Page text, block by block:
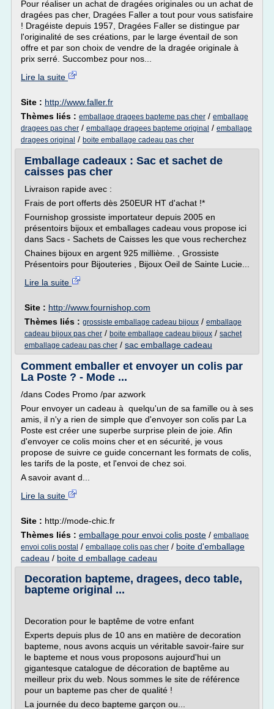
Pour réaliser un achat de dragées originales ou un achat de
dragées pas cher, Dragées Faller a tout pour vous satisfaire
! Dragéiste depuis 1957, Dragées Faller se distingue par
l'originalité de ses créations, par le large éventail de son
offre et par son choix de vendre de la dragée originale à
prix serré. Succombez pour nos...
Lire la suite
Site : http://www.faller.fr
Thèmes liés : emballage dragees bapteme pas cher / emballage
dragees pas cher / emballage dragees bapteme original / emballage
dragees original / boite emballage cadeau pas cher
Emballage cadeaux : Sac et sachet de
caisses pas cher
Livraison rapide avec :
Frais de port offerts dès 250EUR HT d'achat !*
Fournishop grossiste importateur depuis 2005 en
présentoirs bijoux et emballages cadeau vous propose ici
dans Sacs - Sachets de Caisses les que vous recherchez
Chaines bijoux en argent 925 millième. , Grossiste
Présentoirs pour Bijouteries , Bijoux Oeil de Sainte Lucie...
Lire la suite
Site : http://www.fournishop.com
Thèmes liés : grossiste emballage cadeau bijoux / emballage
cadeau bijoux pas cher / boite emballage cadeau bijoux / sachet
emballage cadeau pas cher / sac emballage cadeau
Comment emballer et envoyer un colis par
La Poste ? - Mode ...
/dans Codes Promo /par azwork
Pour envoyer un cadeau à quelqu'un de sa famille ou à ses
amis, il n'y a rien de simple que d'envoyer son colis par La
Poste est créer une superbe surprise plein de joie. Afin
d'envoyer ce colis moins cher et en sécurité, je vous
propose de suivre ce guide concernant les formats de colis,
les tarifs de la poste, et l'envoi de chez soi.
A savoir avant d...
Lire la suite
Site : http://mode-chic.fr
Thèmes liés : emballage pour envoi colis poste / emballage
envoi colis postal / emballage colis pas cher / boite d'emballage
cadeau / boite d emballage cadeau
Decoration bapteme, dragees, deco table,
bapteme original ...
Decoration pour le baptême de votre enfant
Experts depuis plus de 10 ans en matière de decoration
bapteme, nous avons acquis un véritable savoir-faire sur
le bapteme et nous vous proposons aujourd'hui un
gigantesque catalogue de décoration de baptême au
meilleur prix du web. Nous sommes le site de référence
pour un bapteme pas cher de qualité !
La journée du deco bapteme garçon ou...